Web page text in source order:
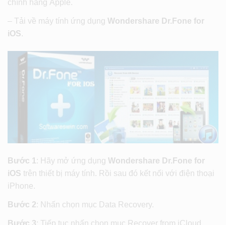
chính hãng Apple.
– Tải về máy tính ứng dụng Wondershare Dr.Fone for
iOS.
Bước 1 : Hãy mở ứng dụng Wondershare Dr.Fone for
iOS trên thiết bị máy tính. Rồi sau đó kết nối với điện thoại
iPhone.
Bước 2: Nhấn chọn mục Data Recovery.
Bước 3: Tiếp tục nhấn chọn mục Recover from iCloud